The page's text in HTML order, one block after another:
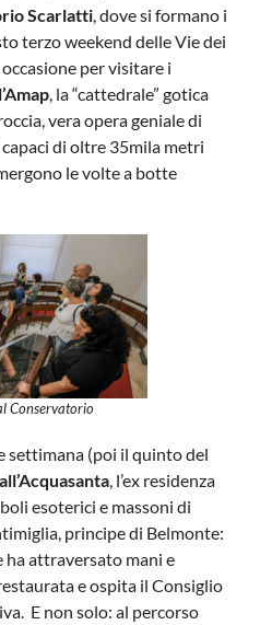
Scarlatti, dove si formano i
terzo weekend delle Vie dei
occasione per visitare i
, la “cattedrale” gotica
vera opera geniale di
di oltre 35mila metri
le volte a botte
Conservatorio
settimana (poi il quinto del
, l’ex residenza
esoterici e massoni di
principe di Belmonte:
ha attraversato mani e
e ospita il Consiglio
E non solo: al percorso